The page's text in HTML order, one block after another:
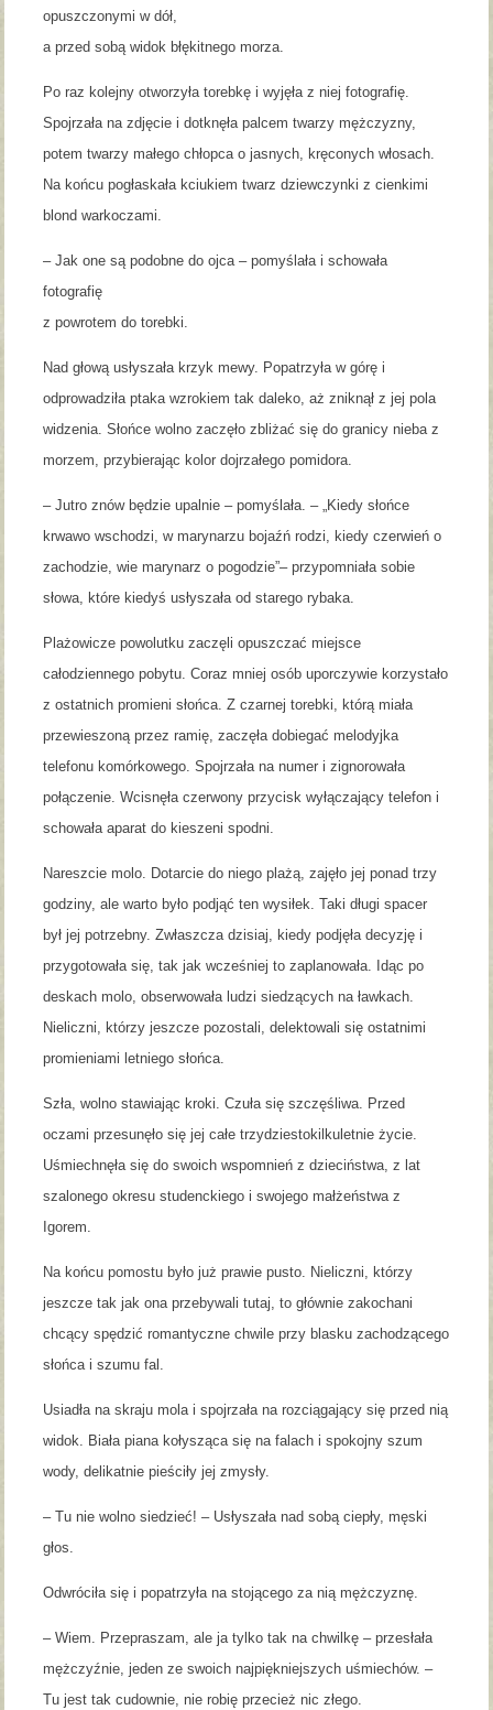
opuszczonymi w dół,
a przed sobą widok błękitnego morza.
Po raz kolejny otworzyła torebkę i wyjęła z niej fotografię.
Spojrzała na zdjęcie i dotknęła palcem twarzy mężczyzny,
potem twarzy małego chłopca o jasnych, kręconych włosach.
Na końcu pogłaskała kciukiem twarz dziewczynki z cienkimi
blond warkoczami.
– Jak one są podobne do ojca – pomyślała i schowała
fotografię
z powrotem do torebki.
Nad głową usłyszała krzyk mewy. Popatrzyła w górę i
odprowadziła ptaka wzrokiem tak daleko, aż zniknął z jej pola
widzenia. Słońce wolno zaczęło zbliżać się do granicy nieba z
morzem, przybierając kolor dojrzałego pomidora.
– Jutro znów będzie upalnie – pomyślała. – „Kiedy słońce
krwawo wschodzi, w marynarzu bojaźń rodzi, kiedy czerwień o
zachodzie, wie marynarz o pogodzie”– przypomniała sobie
słowa, które kiedyś usłyszała od starego rybaka.
Plażowicze powolutku zaczęli opuszczać miejsce
całodziennego pobytu. Coraz mniej osób uporczywie korzystało
z ostatnich promieni słońca. Z czarnej torebki, którą miała
przewieszoną przez ramię, zaczęła dobiegać melodyjka
telefonu komórkowego. Spojrzała na numer i zignorowała
połączenie. Wcisnęła czerwony przycisk wyłączający telefon i
schowała aparat do kieszeni spodni.
Nareszcie molo. Dotarcie do niego plażą, zajęło jej ponad trzy
godziny, ale warto było podjąć ten wysiłek. Taki długi spacer
był jej potrzebny. Zwłaszcza dzisiaj, kiedy podjęła decyzję i
przygotowała się, tak jak wcześniej to zaplanowała. Idąc po
deskach molo, obserwowała ludzi siedzących na ławkach.
Nieliczni, którzy jeszcze pozostali, delektowali się ostatnimi
promieniami letniego słońca.
Szła, wolno stawiając kroki. Czuła się szczęśliwa. Przed
oczami przesunęło się jej całe trzydziestokilkuletnie życie.
Uśmiechnęła się do swoich wspomnień z dzieciństwa, z lat
szalonego okresu studenckiego i swojego małżeństwa z
Igorem.
Na końcu pomostu było już prawie pusto. Nieliczni, którzy
jeszcze tak jak ona przebywali tutaj, to głównie zakochani
chcący spędzić romantyczne chwile przy blasku zachodzącego
słońca i szumu fal.
Usiadła na skraju mola i spojrzała na rozciągający się przed nią
widok. Biała piana kołysząca się na falach i spokojny szum
wody, delikatnie pieściły jej zmysły.
– Tu nie wolno siedzieć! – Usłyszała nad sobą ciepły, męski
głos.
Odwróciła się i popatrzyła na stojącego za nią mężczyznę.
– Wiem. Przepraszam, ale ja tylko tak na chwilkę – przesłała
mężczyźnie, jeden ze swoich najpiękniejszych uśmiechów. –
Tu jest tak cudownie, nie robię przecież nic złego.